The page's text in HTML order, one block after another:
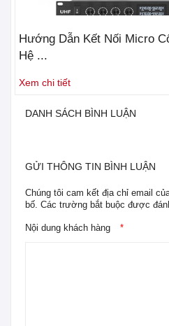
Hướng Dẫn Kết Nối Micro
Hệ ...
Xem chi tiết
DANH SÁCH BÌNH LUẬN
GỬI THÔNG TIN BÌNH LUẬN
Chúng tôi cam kết địa chỉ email
bố. Các trường bắt buộc được
Nội dung khách hàng *